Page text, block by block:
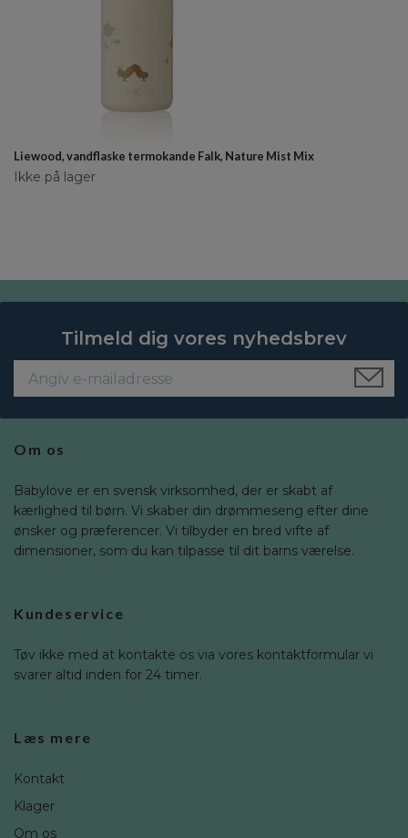
Liewood, vandflaske termokande Falk, Nature Mist Mix
Ikke på lager
Tilmeld dig vores nyhedsbrev
Om os
Babylove er en svensk virksomhed, der er skabt af
kærlighed til børn. Vi skaber din drømmeseng efter dine
ønsker og præferencer. Vi tilbyder en bred vifte af
dimensioner, som du kan tilpasse til dit barns værelse.
Kundeservice
Tøv ikke med at kontakte os via vores kontaktformular vi
svarer altid inden for 24 timer.
Læs mere
Kontakt
Klager
Om os